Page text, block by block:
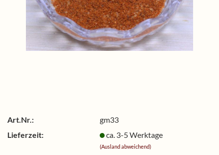
Art.Nr.:
gm33
Lieferzeit:
ca. 3-5 Werktage
(Ausland abweichend)